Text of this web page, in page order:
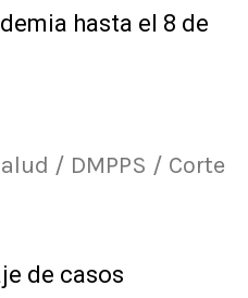
hasta el 8 de
/ DMPPS / Corte
de casos